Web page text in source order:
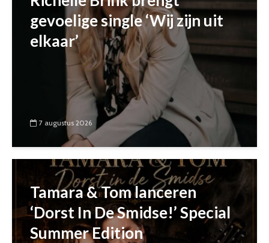
gevoelige single ‘Wij zijn uit
elkaar’
7 augustus 2026
Tamara & Tom lanceren
‘Dorst In De Smidse!’ Special
Summer Edition